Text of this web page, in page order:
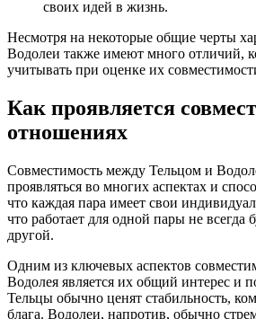
своих идей в жизнь.
Несмотря на некоторые общие черты
Водолеи также имеют много отличий,
учитывать при оценке их
Как проявляется
отношениях
Совместимость между Тельцом и
проявляться во многих аспектах и
что каждая пара имеет свои
что работает для одной пары не всегда
другой.
Одним из ключевых аспектов
Водолея является их общий интерес и
Тельцы обычно ценят стабильность,
блага. Водолеи, напротив, обычно